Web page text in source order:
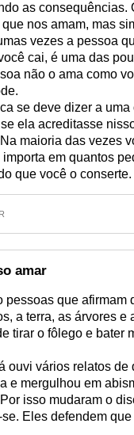
as consequências.
nos amam, mas
vezes a pessoa
cai, é uma das
não o ama como
se deve dizer a
ela acreditasse
maioria das vezes
importa em quantos
que você o conserte.
amar
pessoas que afirmam
a terra, as árvores e
tirar o fôlego e bater
ouvi vários relatos
e mergulhou em
isso mudaram o
se. Eles defendem